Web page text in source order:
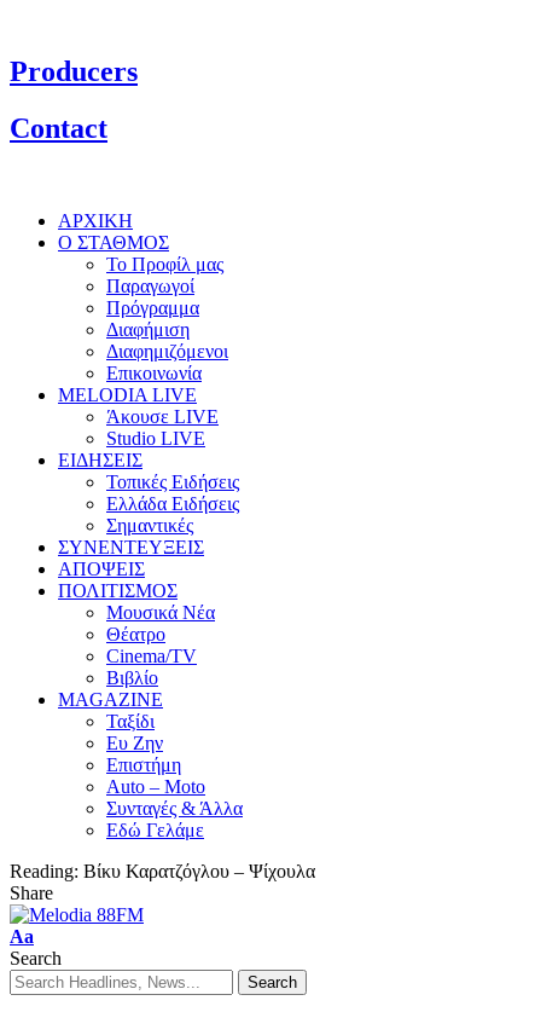
Producers
Contact
ΑΡΧΙΚΗ
Ο ΣΤΑΘΜΟΣ
Το Προφίλ μας
Παραγωγοί
Πρόγραμμα
Διαφήμιση
Διαφημιζόμενοι
Επικοινωνία
MELODIA LIVE
Άκουσε LIVE
Studio LIVE
ΕΙΔΗΣΕΙΣ
Τοπικές Ειδήσεις
Ελλάδα Ειδήσεις
Σημαντικές
ΣΥΝΕΝΤΕΥΞΕΙΣ
ΑΠΟΨΕΙΣ
ΠΟΛΙΤΙΣΜΟΣ
Μουσικά Νέα
Θέατρο
Cinema/TV
Βιβλίο
MAGAZINE
Ταξίδι
Ευ Ζην
Επιστήμη
Auto – Moto
Συνταγές & Άλλα
Εδώ Γελάμε
Reading: Βίκυ Καρατζόγλου – Ψίχουλα
Share
Aa
Search